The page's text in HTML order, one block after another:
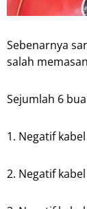
Sebenarnya
salah
Sejumlah 6
1. Negatif
2. Negatif